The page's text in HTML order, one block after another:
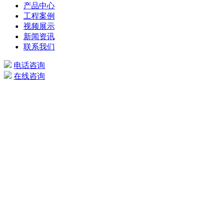
产品中心
工程案例
视频展示
新闻资讯
联系我们
电话咨询
在线咨询